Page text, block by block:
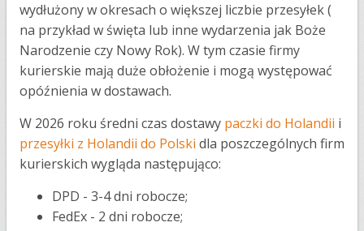
wydłużony w okresach o większej liczbie przesyłek (
na przykład w święta lub inne wydarzenia jak Boże
Narodzenie czy Nowy Rok). W tym czasie firmy
kurierskie mają duże obłożenie i mogą występować
opóźnienia w dostawach.
W 2026 roku średni czas dostawy paczki do Holandii i
przesyłki z Holandii do Polski dla poszczególnych firm
kurierskich wygląda następująco:
DPD - 3-4 dni robocze;
FedEx - 2 dni robocze;